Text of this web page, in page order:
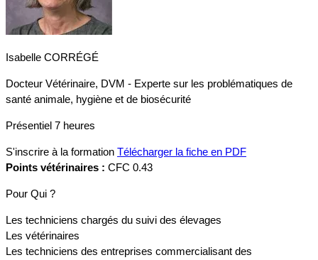
Isabelle CORRÉGÉ
Docteur Vétérinaire, DVM - Experte sur les problématiques de
santé animale, hygiène et de biosécurité
Présentiel 7 heures
S'inscrire à la formation Télécharger la fiche en PDF
Points vétérinaires : CFC 0.43
Pour Qui ?
Les techniciens chargés du suivi des élevages
Les vétérinaires
Les techniciens des entreprises commercialisant des